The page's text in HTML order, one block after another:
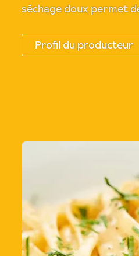
séchage doux permet
Profil du producteur